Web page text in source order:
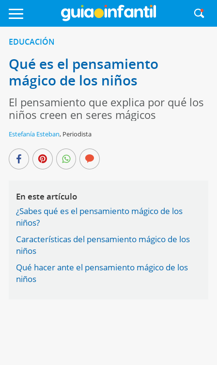
EDUCACIÓN
Qué es el pensamiento
mágico de los niños
El pensamiento que explica por qué los
niños creen en seres mágicos
Estefanía Esteban, Periodista
En este artículo
¿Sabes qué es el pensamiento mágico de los
niños?
Características del pensamiento mágico de los
niños
Qué hacer ante el pensamiento mágico de los
niños